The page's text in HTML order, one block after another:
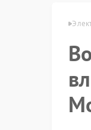
Acer в Москве